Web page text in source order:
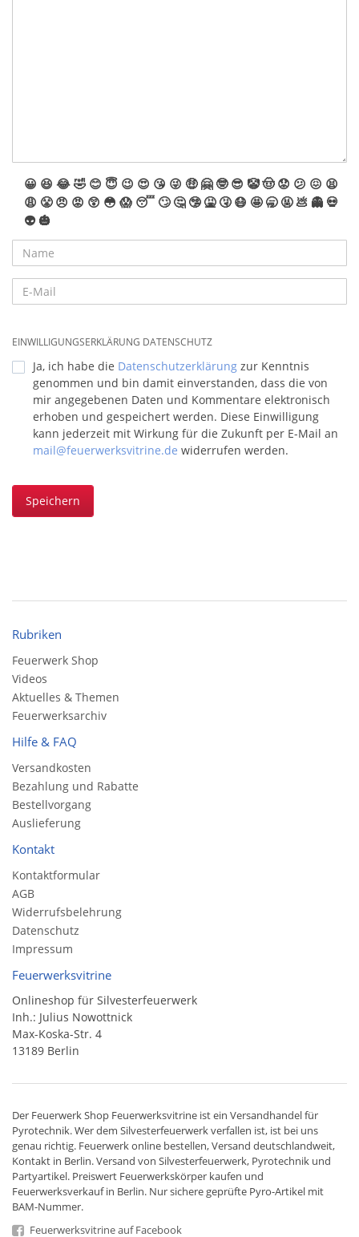
😀 😆 😂🤣 😊 😇 😉 😍 😘 😜 🤑 🤗 🤓 😎 🤡🤠 😟 😕 😖 😫
😩 😤 😠 😡 😲 😳 😱 😴 🙄 🤔 🤥 🤮 🤧 😷 🤩 🥱 🤬 💩 👻 💀
👽 🎃
EINWILLIGUNGSERKLÄRUNG DATENSCHUTZ
Ja, ich habe die Datenschutzerklärung zur Kenntnis
genommen und bin damit einverstanden, dass die von
mir angegebenen Daten und Kommentare elektronisch
erhoben und gespeichert werden. Diese Einwilligung
kann jederzeit mit Wirkung für die Zukunft per E-Mail an
mail@feuerwerksvitrine.de widerrufen werden.
Speichern
Rubriken
Feuerwerk Shop
Videos
Aktuelles & Themen
Feuerwerksarchiv
Hilfe & FAQ
Versandkosten
Bezahlung und Rabatte
Bestellvorgang
Auslieferung
Kontakt
Kontaktformular
AGB
Widerrufsbelehrung
Datenschutz
Impressum
Feuerwerksvitrine
Onlineshop für Silvesterfeuerwerk
Inh.: Julius Nowottnick
Max-Koska-Str. 4
13189 Berlin
Der Feuerwerk Shop Feuerwerksvitrine ist ein Versandhandelfür
Pyrotechnik. Wer dem Silvesterfeuerwerk verfallen ist, ist bei uns
genau richtig. Feuerwerk online bestellen,Versand deutschlandweit,
Kontakt in Berlin. Versand von Silvesterfeuerwerk, Pyrotechnik und
Partyartikel. Preiswert Feuerwerkskörper kaufen und
Feuerwerksverkauf in Berlin. Nur sichere geprüfte Pyro-Artikel mit
BAM-Nummer.
Feuerwerksvitrine auf Facebook